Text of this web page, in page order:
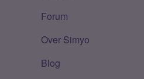
Forum
Over Simyo
Blog